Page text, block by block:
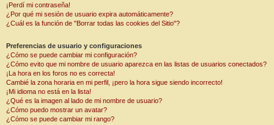
¡Perdí mi contraseña!
¿Por qué mi sesión de usuario expira automáticamente?
¿Cuál es la función de "Borrar todas las cookies del Sitio"?
Preferencias de usuario y configuraciones
¿Cómo se puede cambiar mi configuración?
¿Cómo evito que mi nombre de usuario aparezca en las listas de usuarios conectados?
¡La hora en los foros no es correcta!
Cambié la zona horaria en mi perfil, ¡pero la hora sigue siendo incorrecto!
¡Mi idioma no está en la lista!
¿Qué es la imagen al lado de mi nombre de usuario?
¿Cómo puedo mostrar un avatar?
¿Cómo se puede cambiar mi rango?